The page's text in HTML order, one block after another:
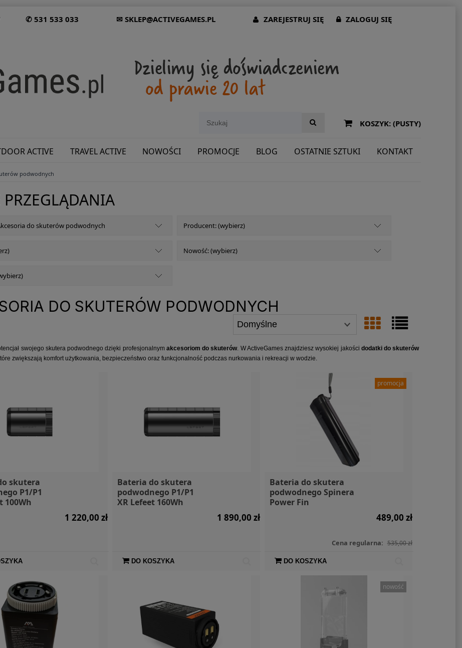
✆ 531 533 033 ✉ SKLEP@ACTIVEGAMES.PL ZAREJESTRUJ SIĘ ZALOGUJ SIĘ
KOSZYK: (PUSTY)
ACTIVE TRAVEL ACTIVE NOWOŚCI PROMOCJE BLOG OSTATNIE SZTUKI KONTAKT
SHOWROOM: ODWIEDŹ NAS NA ŚLĄSKU!
podwodnych
PRZEGLĄDANIA
do skuterów podwodnych Producent: (wybierz)
Nowość: (wybierz)
DO SKUTERÓW PODWODNYCH
swojego skutera podwodnego dzięki profesjonalnym akcesoriom do skuterów. W ActiveGames znajdziesz wysokiej jakości dodatki do skuterów
zwiększają komfort użytkowania, bezpieczeństwo oraz funkcjonalność podczas nurkowania i rekreacji w wodzie.
skutera
P1/P1
100Wh
1 220,00 zł
Bateria do skutera
podwodnego P1/P1
XR Lefeet 160Wh
1 890,00 zł
DO KOSZYKA
Bateria do skutera
podwodnego Spinera
Power Fin
489,00 zł
Cena regularna: 535,00 zł
DO KOSZYKA
promocja
nowość